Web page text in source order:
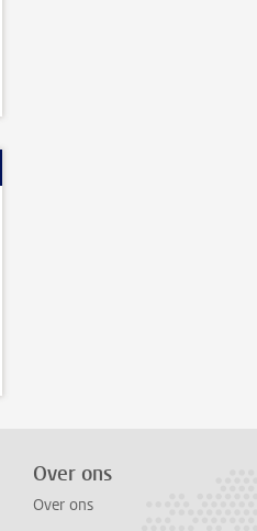
Over ons
Over ons